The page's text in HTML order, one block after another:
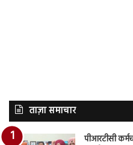
ताज़ा समाचार
पीआरटीसी